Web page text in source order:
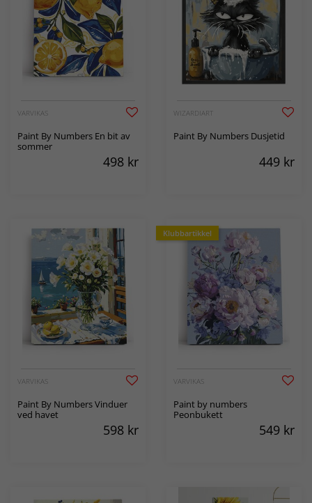
VARVIKAS
Paint By Numbers En bit av
sommer
498 kr
WIZARDIART
Paint By Numbers Dusjetid
449 kr
VARVIKAS
Paint By Numbers Vinduer
ved havet
598 kr
Klubbartikkel
VARVIKAS
Paint by numbers
Peonbukett
549 kr